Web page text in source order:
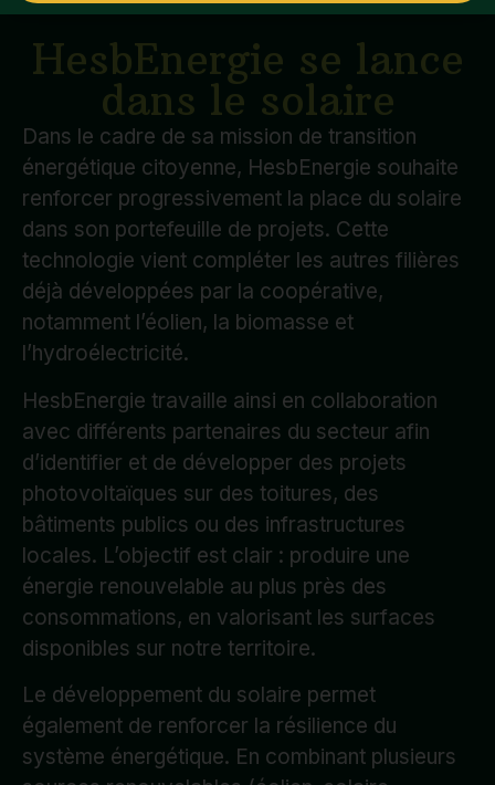
HesbEnergie se lance
dans le solaire
Dans le cadre de sa mission de transition
énergétique citoyenne, HesbEnergie souhaite
renforcer progressivement la place du solaire
dans son portefeuille de projets. Cette
technologie vient compléter les autres filières
déjà développées par la coopérative,
notamment l’éolien, la biomasse et
l’hydroélectricité.
HesbEnergie travaille ainsi en collaboration
avec différents partenaires du secteur afin
d’identifier et de développer des projets
photovoltaïques sur des toitures, des
bâtiments publics ou des infrastructures
locales. L’objectif est clair : produire une
énergie renouvelable au plus près des
consommations, en valorisant les surfaces
disponibles sur notre territoire.
Le développement du solaire permet
également de renforcer la résilience du
système énergétique. En combinant plusieurs